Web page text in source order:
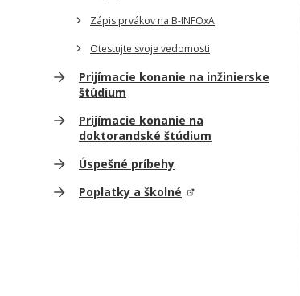
Zápis prvákov na B-INFOxA
Otestujte svoje vedomosti
Prijímacie konanie na inžinierske
štúdium
Prijímacie konanie na
doktorandské štúdium
Úspešné príbehy
Poplatky a školné